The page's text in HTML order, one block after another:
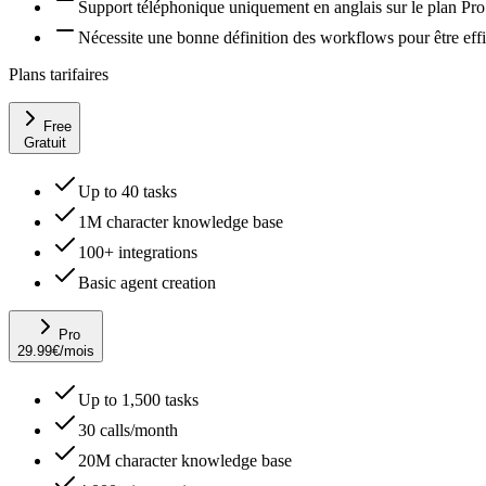
Support téléphonique uniquement en anglais sur le plan Pro
Nécessite une bonne définition des workflows pour être
Plans tarifaires
Free
Gratuit
Up to 40 tasks
1M character knowledge base
100+ integrations
Basic agent creation
Pro
29.99€/mois
Up to 1,500 tasks
30 calls/month
20M character knowledge base